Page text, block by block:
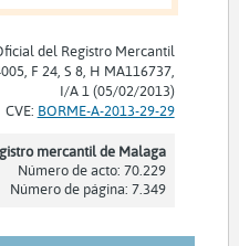
del Registro Mercantil
F 24, S 8, H MA116737,
I/A 1 (05/02/2013)
CVE: BORME-A-2013-29-29
mercantil de Malaga
Número de acto: 70.229
Número de página: 7.349